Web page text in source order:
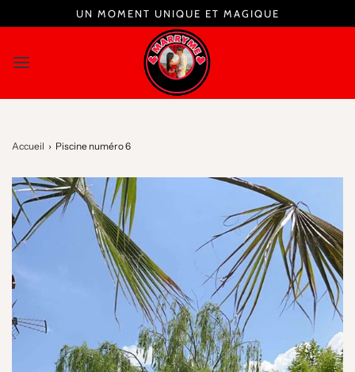
UN MOMENT UNIQUE ET MAGIQUE
Accueil › Piscine numéro 6